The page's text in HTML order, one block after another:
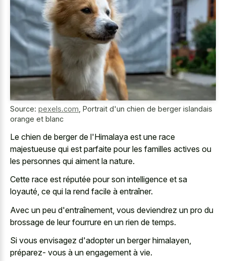
Source: pexels.com Portrait d'un chien de berger islandais
orange et blanc
Le chien de berger de l'Himalaya est une race
majestueuse qui est parfaite pour les familles actives ou
les personnes qui aiment la nature.
Cette race est réputée pour son intelligence et sa
loyauté, ce qui la rend facile à entraîner.
Avec un peu d'entraînement, vous deviendrez un pro du
brossage de leur fourrure en un rien de temps.
Si vous envisagez d'adopter un berger himalayen,
préparez- vous à un engagement à vie.